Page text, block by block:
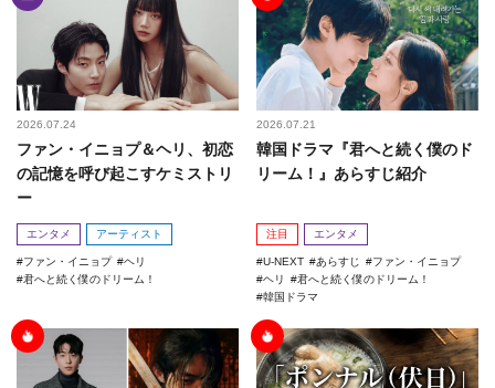
2026.07.24
ファン・イニョプ＆ヘリ、初恋
の記憶を呼び起こすケミストリ
ー
エンタメ アーティスト
ファン・イニョプ
ヘリ
君へと続く僕のドリーム！
2026.07.21
韓国ドラマ『君へと続く僕のド
リーム！』あらすじ紹介
注目 エンタメ
U-NEXT あらすじ
ファン・イニョプ
ヘリ
君へと続く僕のドリーム！
韓国ドラマ